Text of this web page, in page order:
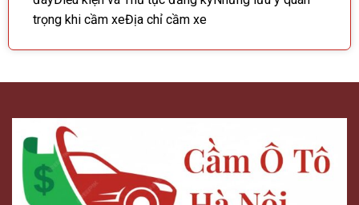
trọng khi cầm xeĐịa chỉ cầm xe